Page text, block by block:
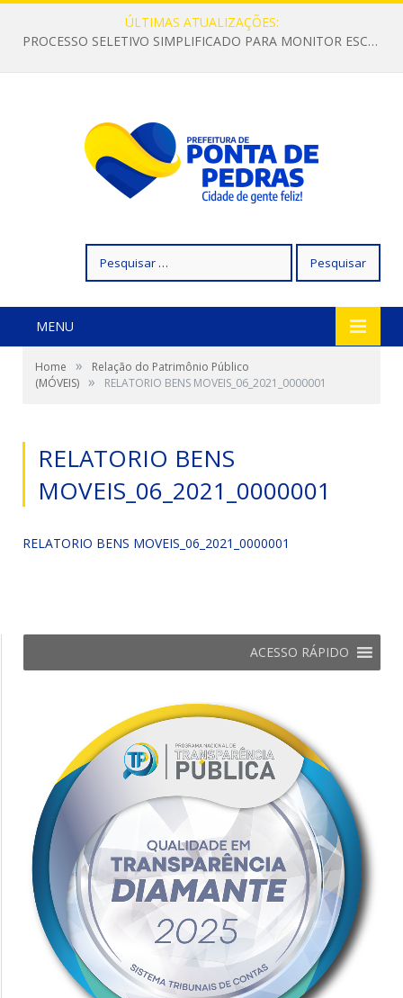
ÚLTIMAS ATUALIZAÇÕES:
PROCESSO SELETIVO SIMPLIFICADO PARA MONITOR ESCOLAR
por:
MENU
Home »
Relação do Patrimônio Público
(MÓVEIS) » RELATORIO BENS MOVEIS_06_2021_0000001
RELATORIO BENS
MOVEIS_06_2021_0000001
RELATORIO BENS MOVEIS_06_2021_0000001
ACESSO RÁPIDO